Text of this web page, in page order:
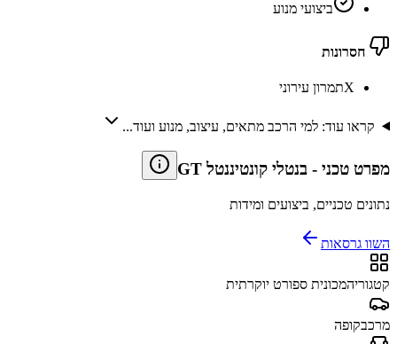
ביצועי מנוע
חסרונות
Xתמרון עירוני
קראו עוד: למי הרכב מתאים, עיצוב, מנוע ועוד...
מפרט טכני - בנטלי קונטיננטל GT
נתונים טכניים, ביצועים ומידות
השוו גרסאות
קטגוריהמכונית ספורט יוקרתית
מרכבקופה